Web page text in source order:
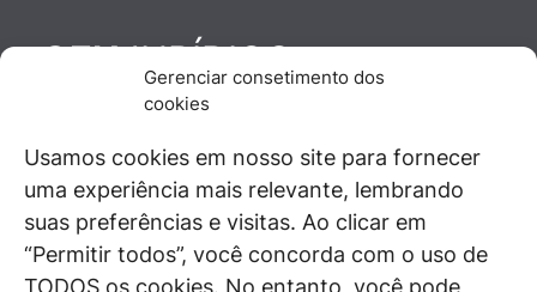
Gerenciar consetimento dos
cookies
Usamos cookies em nosso site para fornecer
uma experiência mais relevante, lembrando
suas preferências e visitas. Ao clicar em
“Permitir todos”, você concorda com o uso de
TODOS os cookies. No entanto, você pode
GENJURÍDICO
De maneira independente, os autores e
juristas e doutrinadores nacionais, se posicionam
diante de questões relevantes do cotidiano e
universo jurídico.